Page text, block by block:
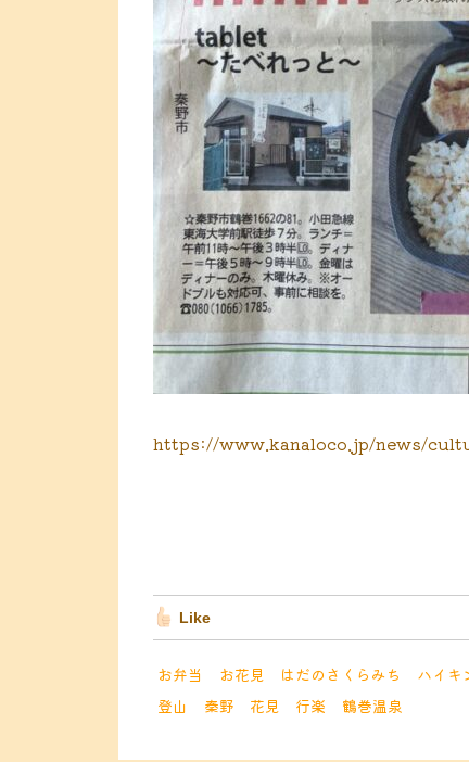
https://www.kanaloco.jp/news/
Like
お弁当 お花見 はだのさくらみち ハイキ
登山
秦野 花見 行楽 鶴巻温泉